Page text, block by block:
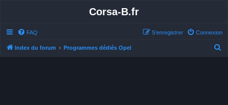
Corsa-B.fr
FAQ Connexion
S’enregistrer
Index du forum Programmes dédiés Opel